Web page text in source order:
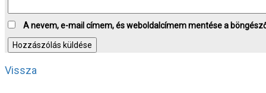
A nevem, e-mail címem, és weboldalcímem mentése a
Vissza